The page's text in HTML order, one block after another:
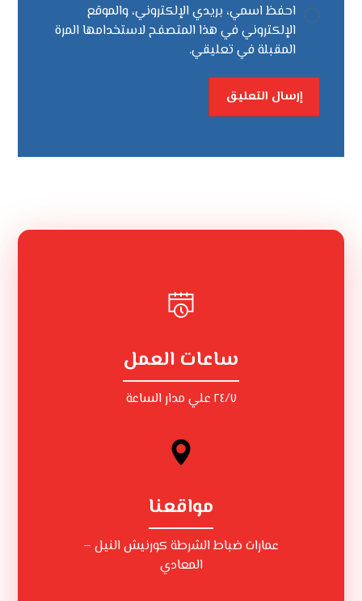
احفظ اسمي، بريدي الإلكتروني، والموقع
الإلكتروني في هذا المتصفح لاستخدامها المرة
المقبلة في تعليقي.
إرسال التعليق
ساعات العمل
٢٤/٧ علي مدار الساعة
مواقعنا
عمارات ضباط الشرطة كورنيش النيل –
المعادي